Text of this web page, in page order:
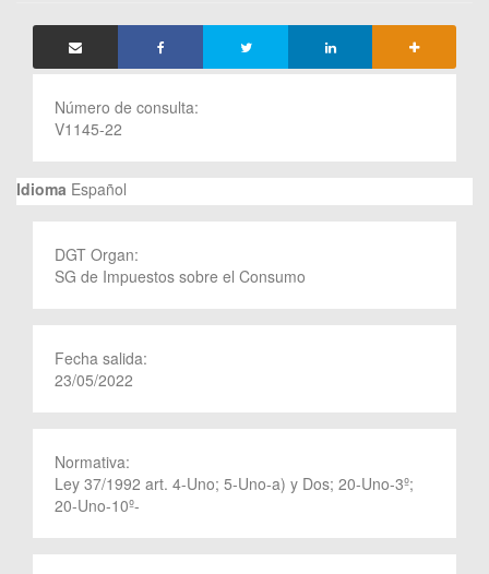
Número de consulta:
V1145-22
Idioma Español
DGT Organ:
SG de Impuestos sobre el Consumo
Fecha salida:
23/05/2022
Normativa:
Ley 37/1992 art. 4-Uno; 5-Uno-a) y Dos; 20-Uno-3º;
20-Uno-10º-